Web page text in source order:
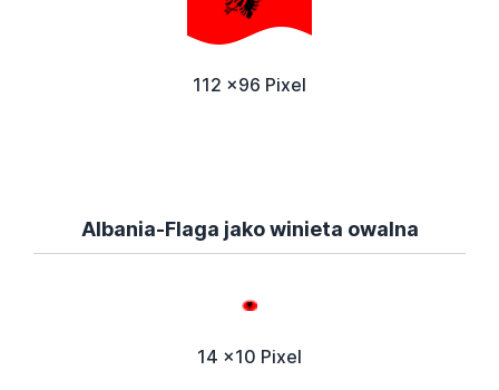
112 x96 Pixel
Albania-Flaga jako winieta owalna
14 x10 Pixel